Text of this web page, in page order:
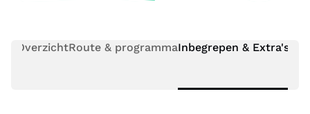
OverzichtRoute & programmaInbegrepen & Extra's